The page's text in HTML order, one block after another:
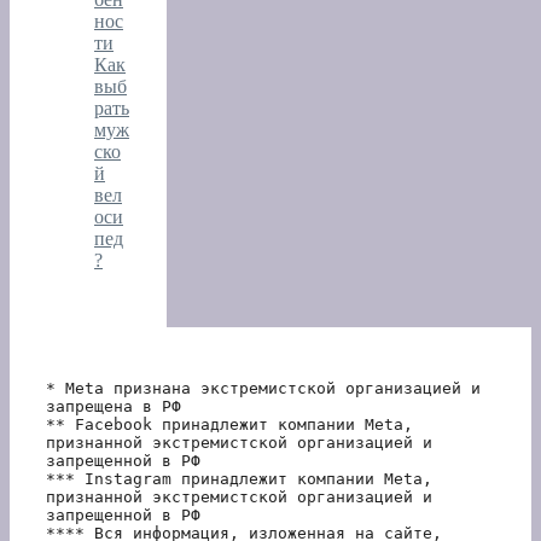
нос
ти
Как
выб
рать
муж
ско
й
вел
оси
пед
?
* Meta признана экстремистской организацией и
запрещена в РФ
** Facebook принадлежит компании Meta,
признанной экстремистской организацией и
запрещенной в РФ
*** Instagram принадлежит компании Meta,
признанной экстремистской организацией и
запрещенной в РФ
**** Вся информация, изложенная на сайте,